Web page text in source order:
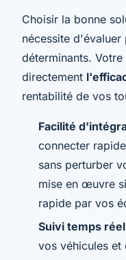
Choisir la bonne
nécessite d'évaluer
déterminants.
directement
rentabilité de vos
Facilité
connecter
sans perturber
mise en œuvre
rapide par vos
Suivi temps réel
vos véhicules et